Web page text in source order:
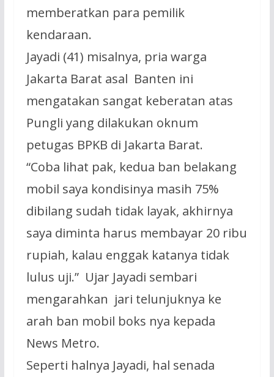
memberatkan para pemilik
kendaraan.
Jayadi (41) misalnya, pria warga
Jakarta Barat asal Banten ini
mengatakan sangat keberatan atas
Pungli yang dilakukan oknum
petugas BPKB di Jakarta Barat.
“Coba lihat pak, kedua ban belakang
mobil saya kondisinya masih 75%
dibilang sudah tidak layak, akhirnya
saya diminta harus membayar 20 ribu
rupiah, kalau enggak katanya tidak
lulus uji.” Ujar Jayadi sembari
mengarahkan jari telunjuknya ke
arah ban mobil boks nya kepada
News Metro.
Seperti halnya Jayadi, hal senada